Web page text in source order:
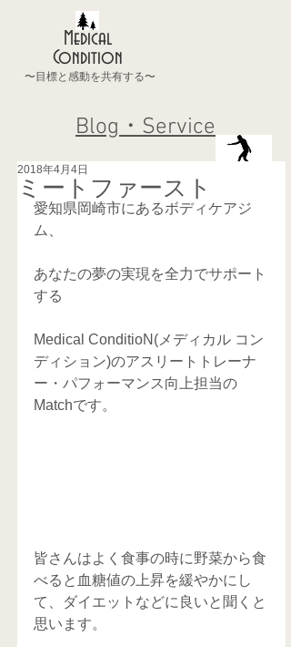
Medical
Condition
〜目標と感動を共有する〜
Blog・Service
ミートファースト
2018年4月4日
愛知県岡崎市にあるボディケアジ
ム、
あなたの夢の実現を全力でサポート
する
Medical ConditioN(メディカル コン
ディション)のアスリートトレーナ
ー・パフォーマンス向上担当の
Matchです。
皆さんはよく食事の時に野菜から食
べると血糖値の上昇を緩やかにし
て、ダイエットなどに良いと聞くと
思います。